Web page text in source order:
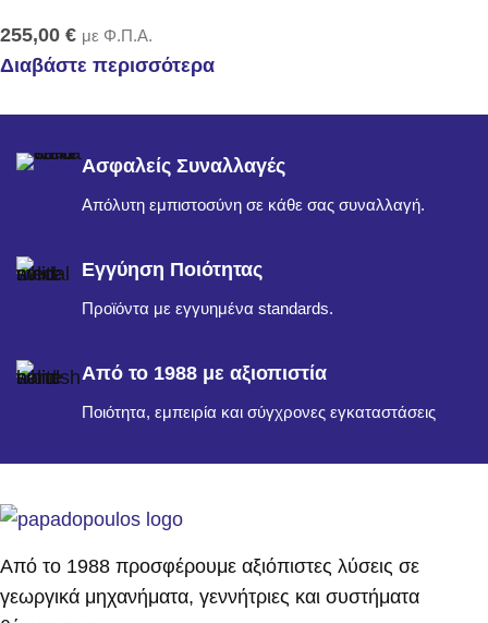
255,00 € με Φ.Π.Α.
Διαβάστε περισσότερα
Ασφαλείς Συναλλαγές
Απόλυτη εμπιστοσύνη σε κάθε σας συναλλαγή.
Εγγύηση Ποιότητας
Προϊόντα με εγγυημένα standards.
Από το 1988 με αξιοπιστία
Ποιότητα, εμπειρία και σύγχρονες εγκαταστάσεις
Από το 1988 προσφέρουμε αξιόπιστες λύσεις σε
γεωργικά μηχανήματα, γεννήτριες και συστήματα